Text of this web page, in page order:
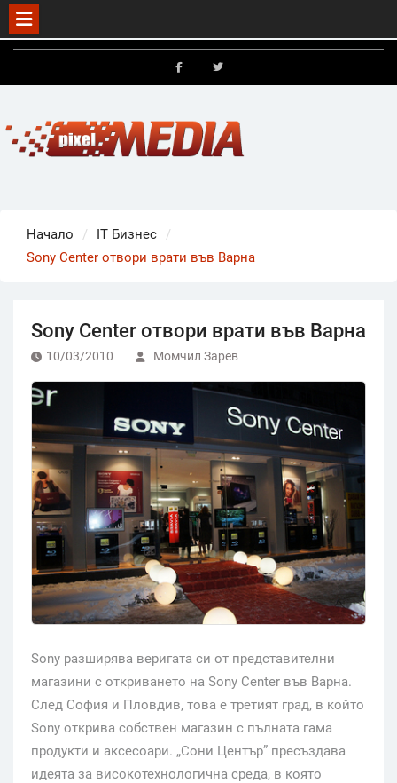
Skip
Начало
IT Бизнес
Sony Center отвори врати във Варна
Sony Center отвори врати във Варна
10/03/2010 Момчил Зарев
Sony разширява веригата си от представителни
магазини с откриването на Sony Center във Варна.
След София и Пловдив, това е третият град, в който
Sony открива собствен магазин с пълната гама
продукти и аксесоари. „Сони Център” пресъздава
идеята за високотехнологична среда, в която